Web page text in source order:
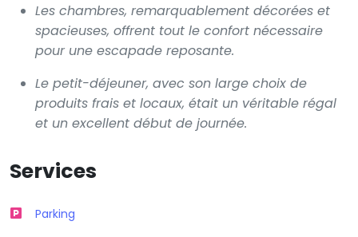
Les chambres, remarquablement décorées et
spacieuses, offrent tout le confort nécessaire
pour une escapade reposante.
Le petit-déjeuner, avec son large choix de
produits frais et locaux, était un véritable régal
et un excellent début de journée.
Services
Parking